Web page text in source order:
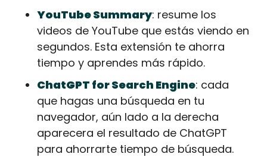
YouTube Summary: resume los
videos de YouTube que estás viendo en
segundos. Esta extensión te ahorra
tiempo y aprendes más rápido.
ChatGPT for Search Engine: cada
que hagas una búsqueda en tu
navegador, aún lado a la derecha
aparecera el resultado de ChatGPT
para ahorrarte tiempo de búsqueda.